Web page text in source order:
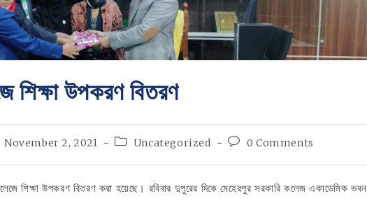
শিক্ষা উপকরণ বিতরণ
November 2, 2021
PostUncategorized
Post0 Comments
শিক্ষা উপকরণ বিতরণ করা হয়েছে। রবিবার দুপুরের দিকে মেহেরপুর সরকারি কলেজ একাডেমিক ভবন